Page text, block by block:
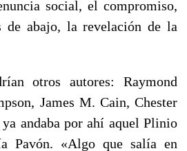
social, el compromiso,
de abajo, la revelación de la
otros autores: Raymond
James M. Cain, Chester
andaba por ahí aquel Plinio
Pavón. «Algo que salía en